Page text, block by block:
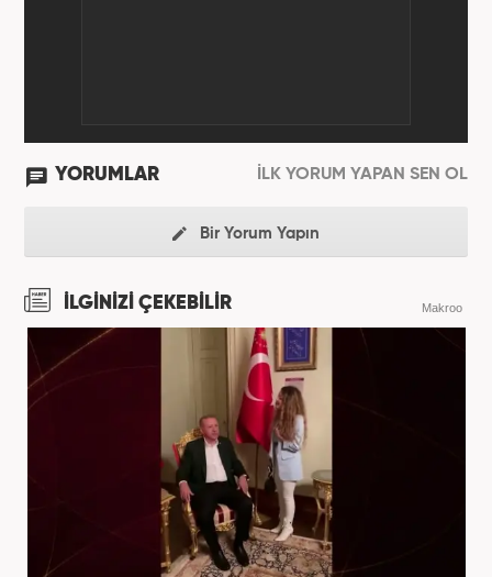
YORUMLAR İLK YORUM YAPAN SEN OL
Bir Yorum Yapın
İLGİNİZİ ÇEKEBİLİR Makroo